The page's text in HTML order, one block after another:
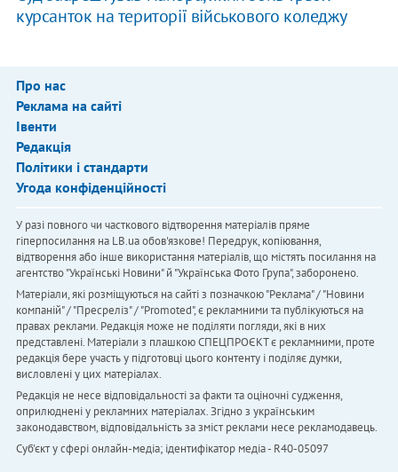
курсанток на території військового коледжу
Про нас
Реклама на сайті
Івенти
Редакція
Політики і стандарти
Угода конфіденційності
У разі повного чи часткового відтворення матеріалів пряме
гіперпосилання на LB.ua обов'язкове! Передрук, копіювання,
відтворення або інше використання матеріалів, що містять посилання на
агентство "Українськi Новини" й "Українська Фото Група", заборонено.
Матеріали, які розміщуються на сайті з позначкою "Реклама" / "Новини
компаній" / "Пресреліз" / "Promoted", є рекламними та публікуються на
правах реклами. Редакція може не поділяти погляди, які в них
представлені. Матеріали з плашкою СПЕЦПРОЄКТ є рекламними, проте
редакція бере участь у підготовці цього контенту і поділяє думки,
висловлені у цих матеріалах.
Редакція не несе відповідальності за факти та оціночні судження,
оприлюднені у рекламних матеріалах. Згідно з українським
законодавством, відповідальність за зміст реклами несе рекламодавець.
Cуб'єкт у сфері онлайн-медіа; ідентифікатор медіа - R40-05097